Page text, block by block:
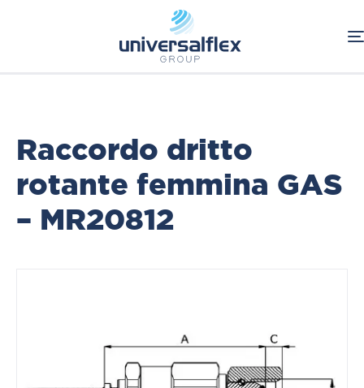
Connessioni Oleodinamiche
Raccordi a pressare Rotofit
Raccordo dritto
rotante femmina GAS
– MR20812